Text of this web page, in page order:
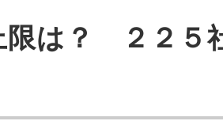
限は？ ２２５